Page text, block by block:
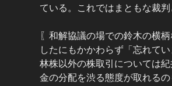
ている。これではまともな裁判
〖和解協議の場での鈴木の横
したにもかかわらず「忘れて
林株以外の株取引については
金の分配を渋る態度が取れる